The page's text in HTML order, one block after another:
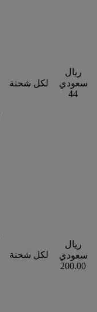
لكل شحنة
ريال
سعودي
44
لكل شحنة
ريال
سعودي
200.00